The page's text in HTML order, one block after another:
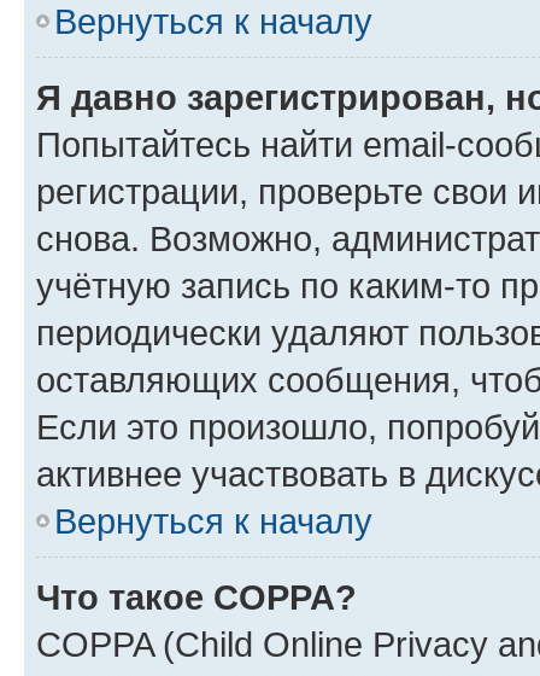
Вернуться к началу
Я давно зарегистрирован,
Попытайтесь найти email-
регистрации, проверьте свои
снова. Возможно,
учётную запись по каким-то
периодически удаляют
оставляющих сообщения,
Если это произошло,
активнее участвовать в
Вернуться к началу
Что такое COPPA?
COPPA (Child Online Privacy